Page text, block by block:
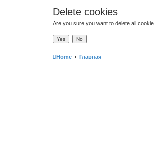
Delete cookies
Are you sure you want to delete all
Home Главная